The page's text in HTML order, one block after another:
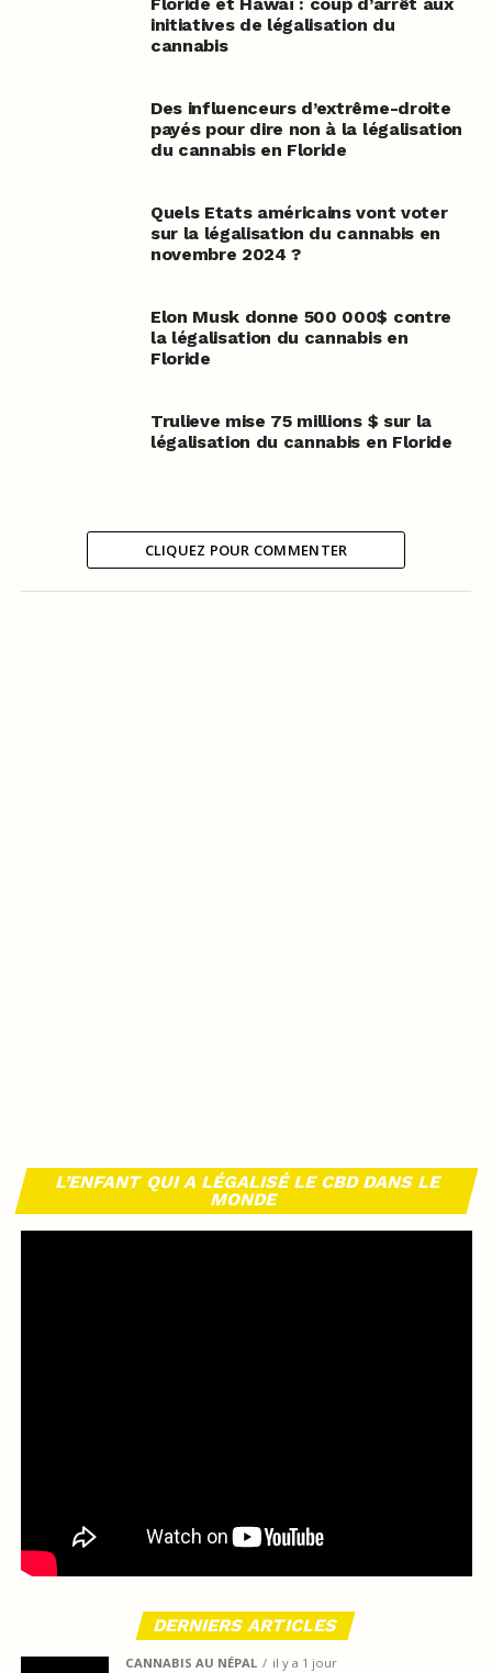
initiatives de légalisation du
cannabis
Des influenceurs d’extrême-droite
payés pour dire non à la légalisation
du cannabis en Floride
Quels Etats américains vont voter
sur la légalisation du cannabis en
novembre 2024 ?
Elon Musk donne 500 000$ contre
la légalisation du cannabis en
Floride
Trulieve mise 75 millions $ sur la
légalisation du cannabis en Floride
CLIQUEZ POUR COMMENTER
L’ENFANT QUI A LÉGALISÉ LE CBD DANS LE
MONDE
DERNIERS ARTICLES
CANNABIS AU NÉPAL il y a 1 jour